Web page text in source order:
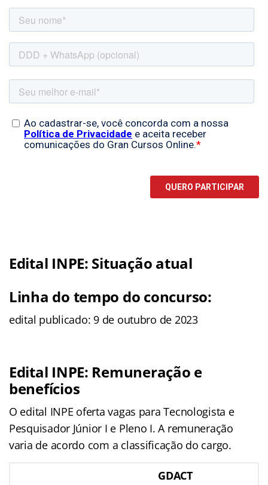
Edital INPE: Situação atual
Linha do tempo do concurso:
edital publicado: 9 de outubro de 2023
Edital INPE: Remuneração e
benefícios
O edital INPE oferta vagas para Tecnologista e
Pesquisador Júnior I e Pleno I. A remuneração
varia de acordo com a classificação do cargo.
GDACT